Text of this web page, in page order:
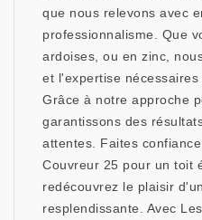
que nous relevons avec
professionnalisme. Que
ardoises, ou en zinc,
et l'expertise
Grâce à notre approche
garantissons des
attentes. Faites
Couvreur 25 pour un toit
redécouvrez le plaisir
resplendissante. Avec